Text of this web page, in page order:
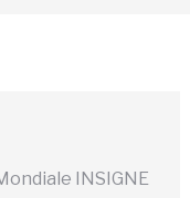
INSIGNE